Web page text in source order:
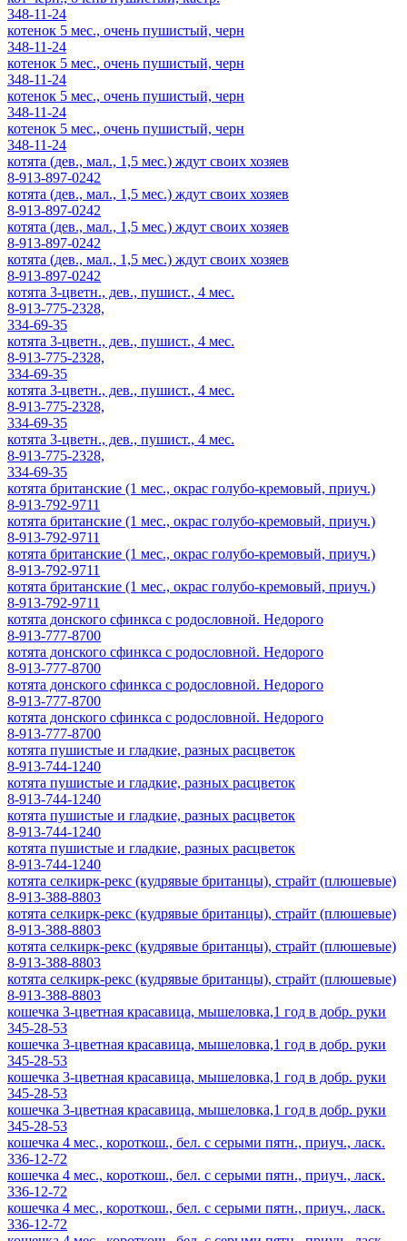
348-11-24
котенок 5 мес., очень пушистый, черн
348-11-24
котенок 5 мес., очень пушистый, черн
348-11-24
котенок 5 мес., очень пушистый, черн
348-11-24
котенок 5 мес., очень пушистый, черн
348-11-24
котята (дев., мал., 1,5 мес.) ждут своих хозяев
8-913-897-0242
котята (дев., мал., 1,5 мес.) ждут своих хозяев
8-913-897-0242
котята (дев., мал., 1,5 мес.) ждут своих хозяев
8-913-897-0242
котята (дев., мал., 1,5 мес.) ждут своих хозяев
8-913-897-0242
котята 3-цветн., дев., пушист., 4 мес.
8-913-775-2328,
334-69-35
котята 3-цветн., дев., пушист., 4 мес.
8-913-775-2328,
334-69-35
котята 3-цветн., дев., пушист., 4 мес.
8-913-775-2328,
334-69-35
котята 3-цветн., дев., пушист., 4 мес.
8-913-775-2328,
334-69-35
котята британские (1 мес., окрас голубо-кремовый, приуч.)
8-913-792-9711
котята британские (1 мес., окрас голубо-кремовый, приуч.)
8-913-792-9711
котята британские (1 мес., окрас голубо-кремовый, приуч.)
8-913-792-9711
котята британские (1 мес., окрас голубо-кремовый, приуч.)
8-913-792-9711
котята донского сфинкса с родословной. Недорого
8-913-777-8700
котята донского сфинкса с родословной. Недорого
8-913-777-8700
котята донского сфинкса с родословной. Недорого
8-913-777-8700
котята донского сфинкса с родословной. Недорого
8-913-777-8700
котята пушистые и гладкие, разных расцветок
8-913-744-1240
котята пушистые и гладкие, разных расцветок
8-913-744-1240
котята пушистые и гладкие, разных расцветок
8-913-744-1240
котята пушистые и гладкие, разных расцветок
8-913-744-1240
котята селкирк-рекс (кудрявые британцы), страйт (плюшевые)
8-913-388-8803
котята селкирк-рекс (кудрявые британцы), страйт (плюшевые)
8-913-388-8803
котята селкирк-рекс (кудрявые британцы), страйт (плюшевые)
8-913-388-8803
котята селкирк-рекс (кудрявые британцы), страйт (плюшевые)
8-913-388-8803
кошечка 3-цветная красавица, мышеловка,1 год в добр. руки
345-28-53
кошечка 3-цветная красавица, мышеловка,1 год в добр. руки
345-28-53
кошечка 3-цветная красавица, мышеловка,1 год в добр. руки
345-28-53
кошечка 3-цветная красавица, мышеловка,1 год в добр. руки
345-28-53
кошечка 4 мес., короткош., бел. с серыми пятн., приуч., ласк.
336-12-72
кошечка 4 мес., короткош., бел. с серыми пятн., приуч., ласк.
336-12-72
кошечка 4 мес., короткош., бел. с серыми пятн., приуч., ласк.
336-12-72